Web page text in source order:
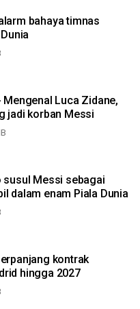
bahaya timnas
Mengenal Luca Zidane,
jadi korban Messi
susul Messi sebagai
dalam enam Piala Dunia
kontrak
hingga 2027